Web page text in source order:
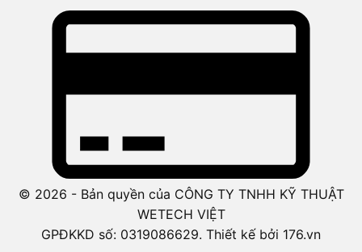
© 2026 - Bản quyền của CÔNG TY TNHH KỸ THUẬT
WETECH VIỆT
GPĐKKD số: 0319086629. Thiết kế bởi 176.vn